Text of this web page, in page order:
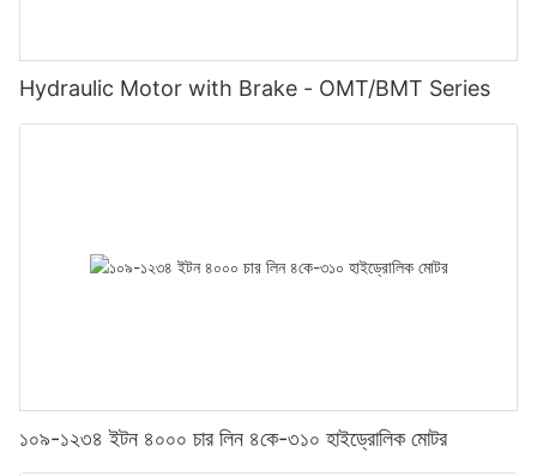
Hydraulic Motor with Brake - OMT/BMT Series
১০৯-১২৩৪ ইটন ৪০০০ চার লিন ৪কে-৩১০ হাইড্রোলিক মোটর